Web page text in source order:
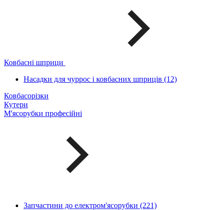
Ковбасні шприци
Насадки для чуррос і ковбасних шприців (12)
Ковбасорізки
Кутери
М'ясорубки професійні
Запчастини до електром'ясорубки (221)